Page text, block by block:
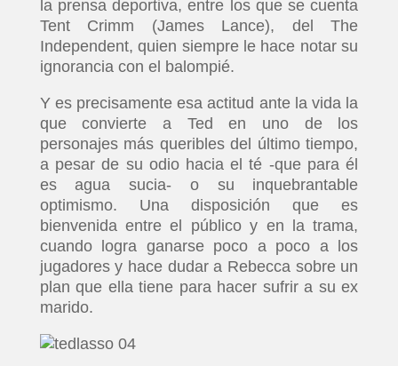
la prensa deportiva, entre los que se cuenta
Tent Crimm (James Lance), del The
Independent, quien siempre le hace notar su
ignorancia con el balompié.
Y es precisamente esa actitud ante la vida la
que convierte a Ted en uno de los
personajes más queribles del último tiempo,
a pesar de su odio hacia el té -que para él
es agua sucia- o su inquebrantable
optimismo. Una disposición que es
bienvenida entre el público y en la trama,
cuando logra ganarse poco a poco a los
jugadores y hace dudar a Rebecca sobre un
plan que ella tiene para hacer sufrir a su ex
marido.